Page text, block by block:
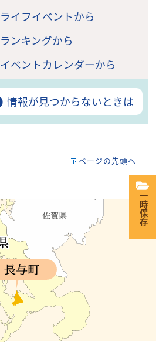
ライフイベントから
ランキングから
イベントカレンダーから
情報が見つからないときは
ページの先頭へ
一時保存